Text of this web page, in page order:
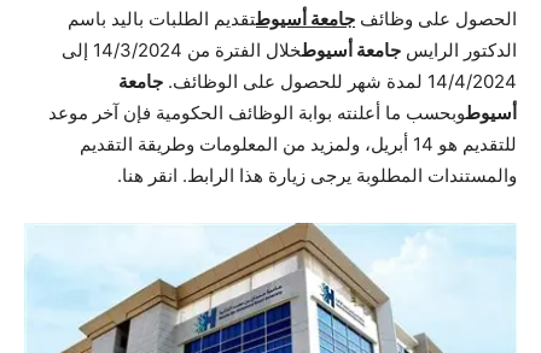
الحصول على وظائف جامعة أسيوطتقديم الطلبات باليد باسم
الدكتور الرايس جامعة أسيوط
خلال الفترة من 14/3/2024 إلى
14/4/2024 لمدة شهر للحصول على الوظائف.
جامعة
أسيوطوبحسب ما أعلنته بوابة الوظائف الحكومية فإن آخر موعد
للتقديم هو 14 أبريل، ولمزيد من المعلومات وطريقة التقديم
والمستندات المطلوبة يرجى زيارة هذا الرابط. انقر هنا.